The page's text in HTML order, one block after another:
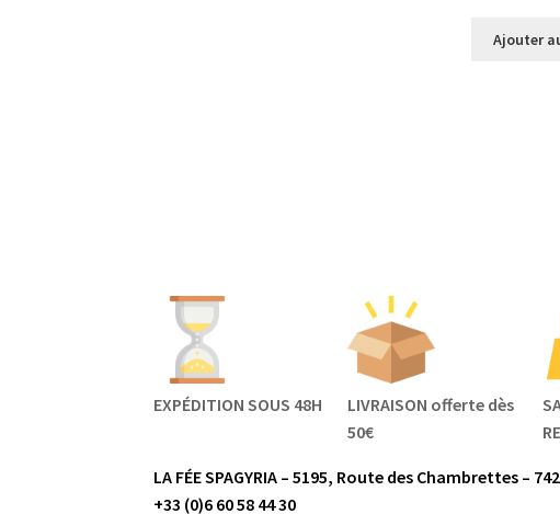
Ajouter
EXPÉDITION SOUS 48H
LIVRAISON offerte dès
50€
LA FÉE SPAGYRIA – 5195, Route des Chambrettes –
+33 (0)6 60 58 44 30